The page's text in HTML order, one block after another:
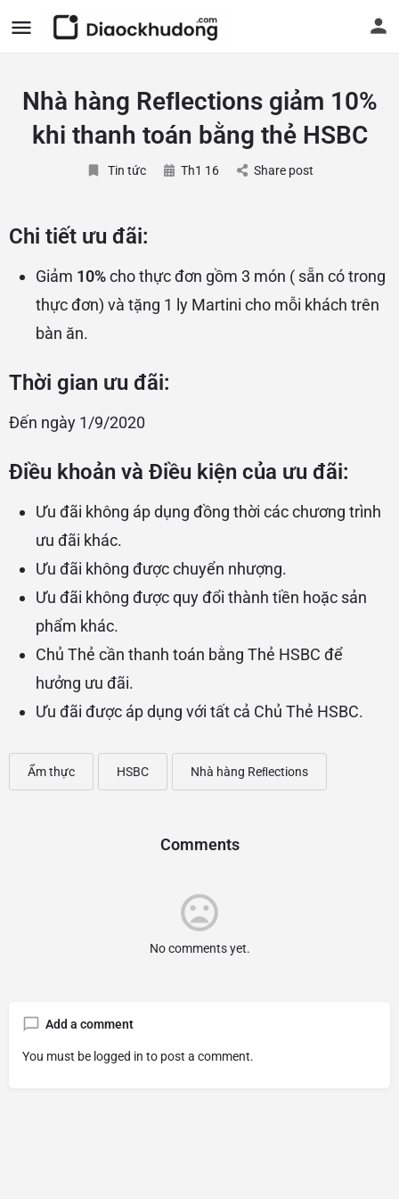
Nhà hàng Reﬂections giảm 10%
khi thanh toán bằng thẻ HSBC
Tin tức Th1 16 Share post
Chi tiết ưu đãi:
Giảm 10%cho thực đơn gồm 3 món ( sẵn có trong
thực đơn) và tặng 1 ly Martini cho mỗi khách trên
bàn ăn.
Thời gian ưu đãi:
Đến ngày 1/9/2020
Điều khoản và Điều kiện của ưu đãi:
Ưu đãi không áp dụng đồng thời các chương trình
ưu đãi khác.
Ưu đãi không được chuyển nhượng.
Ưu đãi không được quy đổi thành tiền hoặc sản
phẩm khác.
Chủ Thẻ cần thanh toán bằng Thẻ HSBC để
hưởng ưu đãi.
Ưu đãi được áp dụng với tất cả Chủ Thẻ HSBC.
Ẩm thực HSBC Nhà hàng Reﬂections
Comments
No comments yet.
Add a comment
You must be logged in to post a comment.